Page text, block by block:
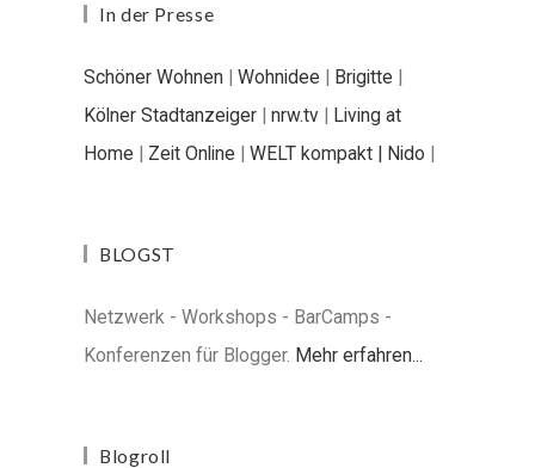
In der Presse
Schöner Wohnen | Wohnidee | Brigitte |
Kölner Stadtanzeiger | nrw.tv | Living at
Home | Zeit Online | WELT kompakt | Nido |
BLOGST
Netzwerk - Workshops - BarCamps -
Konferenzen für Blogger. Mehr erfahren...
Blogroll